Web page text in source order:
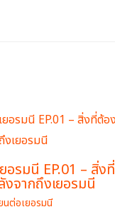
อรมนี EP.01 – สิ่งที่
จากถึงเยอรมนี
นต่อเยอรมนี